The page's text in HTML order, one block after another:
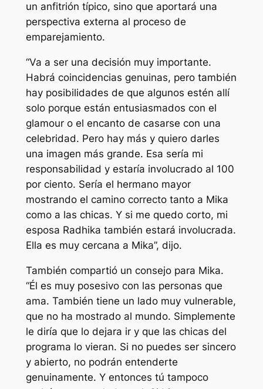
un anfitrión típico, sino que aportará una
perspectiva externa al proceso de
emparejamiento.
“Va a ser una decisión muy importante.
Habrá coincidencias genuinas, pero también
hay posibilidades de que algunos estén allí
solo porque están entusiasmados con el
glamour o el encanto de casarse con una
celebridad. Pero hay más y quiero darles
una imagen más grande. Esa sería mi
responsabilidad y estaría involucrado al 100
por ciento. Sería el hermano mayor
mostrando el camino correcto tanto a Mika
como a las chicas. Y si me quedo corto, mi
esposa Radhika también estará involucrada.
Ella es muy cercana a Mika”, dijo.
También compartió un consejo para Mika.
“Él es muy posesivo con las personas que
ama. También tiene un lado muy vulnerable,
que no ha mostrado al mundo. Simplemente
le diría que lo dejara ir y que las chicas del
programa lo vieran. Si no puedes ser sincero
y abierto, no podrán entenderte
genuinamente. Y entonces tú tampoco